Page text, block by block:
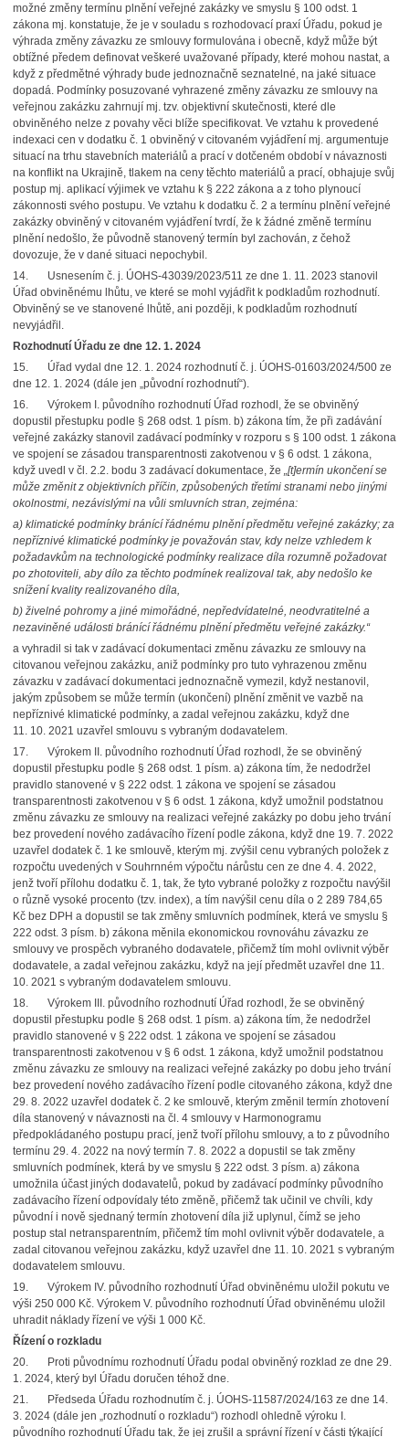
možné změny termínu plnění veřejné zakázky ve smyslu § 100 odst. 1
zákona mj. konstatuje, že je v souladu s rozhodovací praxí Úřadu, pokud je
výhrada změny závazku ze smlouvy formulována i obecně, když může být
obtížné předem definovat veškeré uvažované případy, které mohou nastat, a
když z předmětné výhrady bude jednoznačně seznatelné, na jaké situace
dopadá. Podmínky posuzované vyhrazené změny závazku ze smlouvy na
veřejnou zakázku zahrnují mj. tzv. objektivní skutečnosti, které dle
obviněného nelze z povahy věci blíže specifikovat. Ve vztahu k provedené
indexaci cen v dodatku č. 1 obviněný v citovaném vyjádření mj. argumentuje
situací na trhu stavebních materiálů a prací v dotčeném období v návaznosti
na konflikt na Ukrajině, tlakem na ceny těchto materiálů a prací, obhajuje svůj
postup mj. aplikací výjimek ve vztahu k § 222 zákona a z toho plynoucí
zákonnosti svého postupu. Ve vztahu k dodatku č. 2 a termínu plnění veřejné
zakázky obviněný v citovaném vyjádření tvrdí, že k žádné změně termínu
plnění nedošlo, že původně stanovený termín byl zachován, z čehož
dovozuje, že v dané situaci nepochybil.
14. Usnesením č. j. ÚOHS-43039/2023/511 ze dne 1. 11. 2023 stanovil
Úřad obviněnému lhůtu, ve které se mohl vyjádřit k podkladům rozhodnutí.
Obviněný se ve stanovené lhůtě, ani později, k podkladům rozhodnutí
nevyjádřil.
Rozhodnutí Úřadu ze dne 12. 1. 2024
15. Úřad vydal dne 12. 1. 2024 rozhodnutí č. j. ÚOHS-01603/2024/500 ze
dne 12. 1. 2024 (dále jen „původní rozhodnutí“).
16. Výrokem I. původního rozhodnutí Úřad rozhodl, že se obviněný
dopustil přestupku podle § 268 odst. 1 písm. b) zákona tím, že při zadávání
veřejné zakázky stanovil zadávací podmínky v rozporu s § 100 odst. 1 zákona
ve spojení se zásadou transparentnosti zakotvenou v § 6 odst. 1 zákona,
když uvedl v čl. 2.2. bodu 3 zadávací dokumentace, že „[t]ermín ukončení se
může změnit z objektivních příčin, způsobených třetími stranami nebo jinými
okolnostmi, nezávislými na vůli smluvních stran, zejména:
a) klimatické podmínky bránící řádnému plnění předmětu veřejné zakázky; za
nepříznivé klimatické podmínky je považován stav, kdy nelze vzhledem k
požadavkům na technologické podmínky realizace díla rozumně požadovat
po zhotoviteli, aby dílo za těchto podmínek realizoval tak, aby nedošlo ke
snížení kvality realizovaného díla,
b) živelné pohromy a jiné mimořádné, nepředvídatelné, neodvratitelné a
nezaviněné události bránící řádnému plnění předmětu veřejné zakázky.“
a vyhradil si tak v zadávací dokumentaci změnu závazku ze smlouvy na
citovanou veřejnou zakázku, aniž podmínky pro tuto vyhrazenou změnu
závazku v zadávací dokumentaci jednoznačně vymezil, když nestanovil,
jakým způsobem se může termín (ukončení) plnění změnit ve vazbě na
nepříznivé klimatické podmínky, a zadal veřejnou zakázku, když dne
11. 10. 2021 uzavřel smlouvu s vybraným dodavatelem.
17. Výrokem II. původního rozhodnutí Úřad rozhodl, že se obviněný
dopustil přestupku podle § 268 odst. 1 písm. a) zákona tím, že nedodržel
pravidlo stanovené v § 222 odst. 1 zákona ve spojení se zásadou
transparentnosti zakotvenou v § 6 odst. 1 zákona, když umožnil podstatnou
změnu závazku ze smlouvy na realizaci veřejné zakázky po dobu jeho trvání
bez provedení nového zadávacího řízení podle zákona, když dne 19. 7. 2022
uzavřel dodatek č. 1 ke smlouvě, kterým mj. zvýšil cenu vybraných položek z
rozpočtu uvedených v Souhrnném výpočtu nárůstu cen ze dne 4. 4. 2022,
jenž tvoří přílohu dodatku č. 1, tak, že tyto vybrané položky z rozpočtu navýšil
o různě vysoké procento (tzv. index), a tím navýšil cenu díla o 2 289 784,65
Kč bez DPH a dopustil se tak změny smluvních podmínek, která ve smyslu §
222 odst. 3 písm. b) zákona měnila ekonomickou rovnováhu závazku ze
smlouvy ve prospěch vybraného dodavatele, přičemž tím mohl ovlivnit výběr
dodavatele, a zadal veřejnou zakázku, když na její předmět uzavřel dne 11.
10. 2021 s vybraným dodavatelem smlouvu.
18. Výrokem III. původního rozhodnutí Úřad rozhodl, že se obviněný
dopustil přestupku podle § 268 odst. 1 písm. a) zákona tím, že nedodržel
pravidlo stanovené v § 222 odst. 1 zákona ve spojení se zásadou
transparentnosti zakotvenou v § 6 odst. 1 zákona, když umožnil podstatnou
změnu závazku ze smlouvy na realizaci veřejné zakázky po dobu jeho trvání
bez provedení nového zadávacího řízení podle citovaného zákona, když dne
29. 8. 2022 uzavřel dodatek č. 2 ke smlouvě, kterým změnil termín zhotovení
díla stanovený v návaznosti na čl. 4 smlouvy v Harmonogramu
předpokládaného postupu prací, jenž tvoří přílohu smlouvy, a to z původního
termínu 29. 4. 2022 na nový termín 7. 8. 2022 a dopustil se tak změny
smluvních podmínek, která by ve smyslu § 222 odst. 3 písm. a) zákona
umožnila účast jiných dodavatelů, pokud by zadávací podmínky původního
zadávacího řízení odpovídaly této změně, přičemž tak učinil ve chvíli, kdy
původní i nově sjednaný termín zhotovení díla již uplynul, čímž se jeho
postup stal netransparentním, přičemž tím mohl ovlivnit výběr dodavatele, a
zadal citovanou veřejnou zakázku, když uzavřel dne 11. 10. 2021 s vybraným
dodavatelem smlouvu.
19. Výrokem IV. původního rozhodnutí Úřad obviněnému uložil pokutu ve
výši 250 000 Kč. Výrokem V. původního rozhodnutí Úřad obviněnému uložil
uhradit náklady řízení ve výši 1 000 Kč.
Řízení o rozkladu
20. Proti původnímu rozhodnutí Úřadu podal obviněný rozklad ze dne 29.
1. 2024, který byl Úřadu doručen téhož dne.
21. Předseda Úřadu rozhodnutím č. j. ÚOHS-11587/2024/163 ze dne 14.
3. 2024 (dále jen „rozhodnutí o rozkladu“) rozhodl ohledně výroku I.
původního rozhodnutí Úřadu tak, že jej zrušil a správní řízení v části týkající